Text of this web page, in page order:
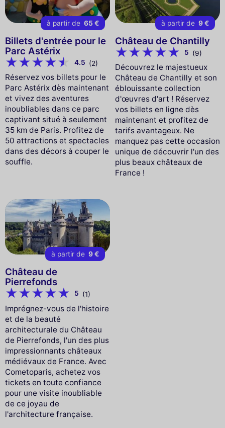
à partir de 65 €
Billets d'entrée pour le
Parc Astérix
4.5 (2)
Réservez vos billets pour le
Parc Astérix dès maintenant
et vivez des aventures
inoubliables dans ce parc
captivant situé à seulement
35 km de Paris. Profitez de
50 attractions et spectacles
dans des décors à couper le
souffle.
à partir de 9 €
Château de Chantilly
5 (9)
Découvrez le majestueux
Château de Chantilly et son
éblouissante collection
d'œuvres d'art ! Réservez
vos billets en ligne dès
maintenant et profitez de
tarifs avantageux. Ne
manquez pas cette occasion
unique de découvrir l'un des
plus beaux châteaux de
France !
à partir de 9 €
Château de
Pierrefonds
5 (1)
Imprégnez-vous de l'histoire
et de la beauté
architecturale du Château
de Pierrefonds, l'un des plus
impressionnants châteaux
médiévaux de France. Avec
Cometoparis, achetez vos
tickets en toute confiance
pour une visite inoubliable
de ce joyau de
l'architecture française.